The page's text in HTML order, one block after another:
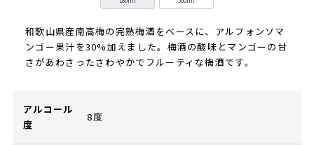
和歌山県産南高梅の完熟梅酒をベースに、アルフォンソマ
ンゴー果汁を30%加えました。梅酒の酸味とマンゴーの甘
さがあわさったさわやかでフルーティな梅酒です。
アルコール
度
8度